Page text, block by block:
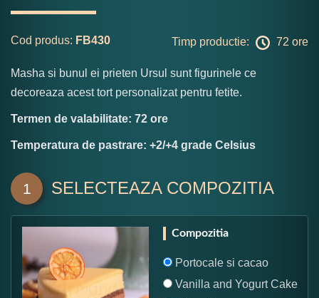
Cod produs: FB430 Timp productie: 72 ore
Masha si bunul ei prieten Ursul sunt figurinele ce
decoreaza acest tort personalizat pentru fetite.
Termen de valabilitate: 72 ore
Temperatura de pastrare: +2/+4 grade Celsius
1 SELECTEAZA COMPOZITIA
Compozitia
Portocale si cacao
Vanilla and Yogurt Cake